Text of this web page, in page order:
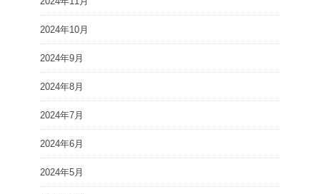
2024年10月
2024年9月
2024年8月
2024年7月
2024年6月
2024年5月